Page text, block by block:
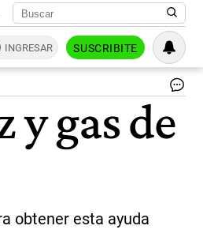
INGRESAR SUSCRIBITE
y gas de
obtener esta ayuda